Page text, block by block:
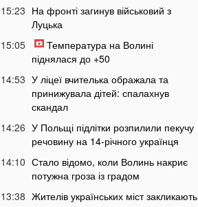
15:23 На фронті загинув військовий з
Луцька
15:05
Температура на Волині
піднялася до +50
14:53 У ліцеї вчителька ображала та
принижувала дітей: спалахнув
скандал
14:26 У Польщі підлітки розпилили пекучу
речовину на 14-річного українця
14:10 Стало відомо, коли Волинь накриє
потужна гроза із градом
13:38 Жителів українських міст закликають